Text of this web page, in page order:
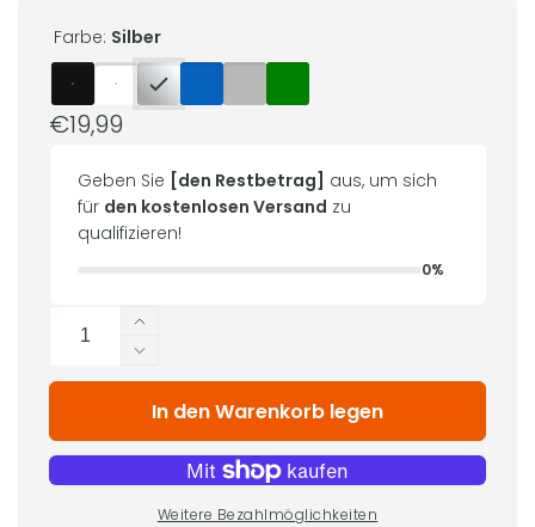
Farbe: Silber
Normaler
€19,99
Geben Sie [den Restbetrag] aus, um sich
für den kostenlosen Versand zu
qualifizieren!
0%
Erhöhe
die
Menge
für
ABS+
Filament
Verringere
die
Menge
für
eSun
ABS+
Filament
In den Warenkorb legen
Weitere Bezahlmöglichkeiten